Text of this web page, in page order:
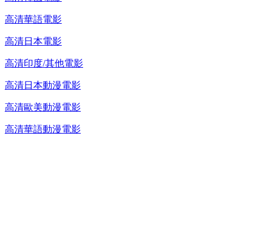
高清華語電影
高清日本電影
高清印度/其他電影
高清日本動漫電影
高清歐美動漫電影
高清華語動漫電影